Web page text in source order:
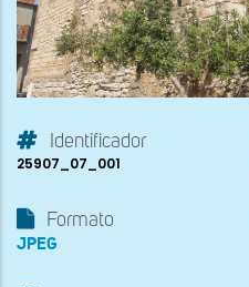
Identificador
25907_07_001
Formato
JPEG